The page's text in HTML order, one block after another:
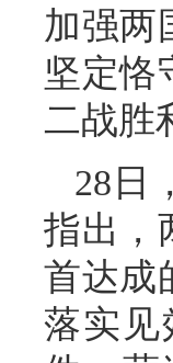
加强两
坚定恪
二战胜
28日
指出，
首达成
落实见